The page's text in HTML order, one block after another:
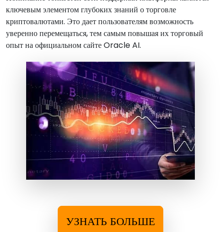
ключевым элементом глубоких знаний о торговле
криптовалютами. Это дает пользователям возможность
уверенно перемещаться, тем самым повышая их торговый
опыт на официальном сайте Oracle AI.
УЗНАТЬ БОЛЬШЕ